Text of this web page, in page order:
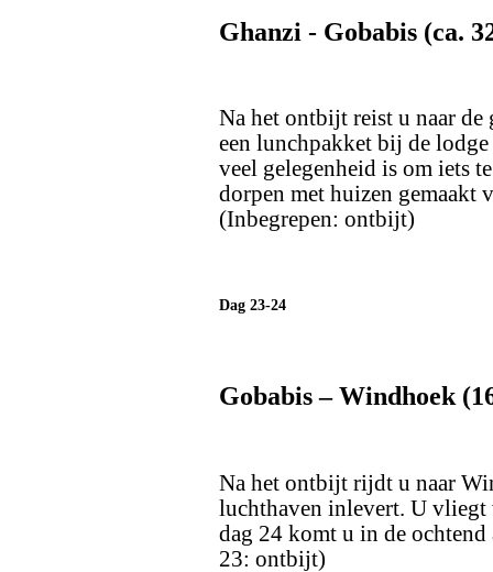
Ghanzi - Gobabis (ca.
Na het ontbijt reist u naar de
een lunchpakket bij de
veel gelegenheid is om iets
dorpen met huizen gemaakt
(Inbegrepen: ontbijt)
Dag 23-24
Gobabis – Windhoek
Na het ontbijt rijdt u naar
luchthaven inlevert. U vliegt
dag 24 komt u in de
23: ontbijt)